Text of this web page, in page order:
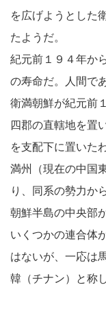
を広げようとした
たようだ。
紀元前１９４年か
の寿命だ。人間で
衛満朝鮮が紀元前
四郡の直轄地を置
を支配下に置いた
満州（現在の中国
り、同系の勢力か
朝鮮半島の中央部
いくつかの連合体
はないが、一応は
韓（チナン）と称